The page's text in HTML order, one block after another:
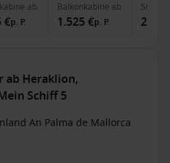
ab
€p. P.
Balkonkabine ab
1.525 €p. P.
Suite
ab Heraklion,
Schiff 5
An Palma de Mallorca